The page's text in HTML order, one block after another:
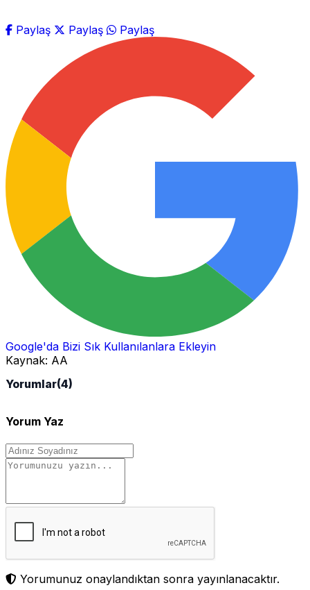
Paylaş Paylaş Paylaş
Google'da Bizi Sık Kullanılanlara Ekleyin
Kaynak: AA
Yorumlar(4)
Yorum Yaz
Yorumunuz onaylandıktan sonra yayınlanacaktır.